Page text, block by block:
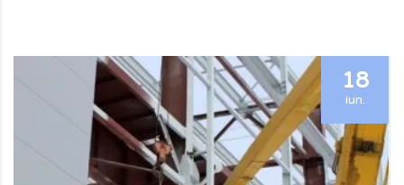
18
iun.